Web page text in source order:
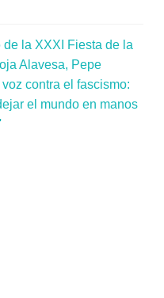
de la XXXI Fiesta de la
Alavesa, Pepe
contra el fascismo:
el mundo en manos